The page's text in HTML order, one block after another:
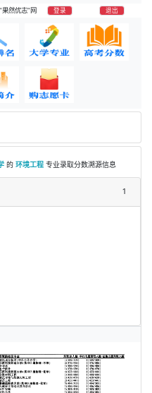
果然优志”网 登录 退出
的 环境工程 专业录取分数溯源信息
1